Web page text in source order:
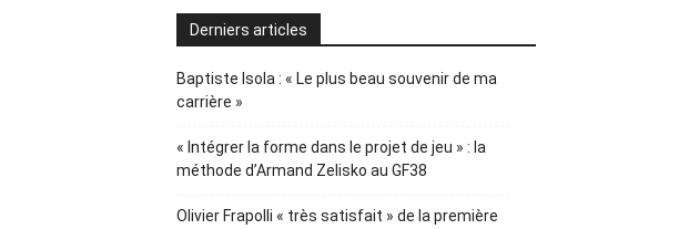
Derniers articles
Baptiste Isola : « Le plus beau souvenir de ma
carrière »
« Intégrer la forme dans le projet de jeu » : la
méthode d’Armand Zelisko au GF38
Olivier Frapolli « très satisfait » de la première